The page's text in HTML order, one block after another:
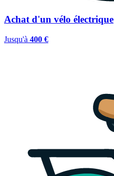
Achat d'un vélo électrique
Jusqu'à 400 €